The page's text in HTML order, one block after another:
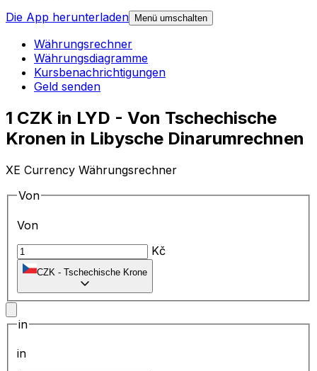
Die App herunterladen
Menü umschalten
Währungsrechner
Währungsdiagramme
Kursbenachrichtigungen
Geld senden
1 CZK in LYD - Von Tschechische
Kronen in Libysche Dinarumrechnen
XE Currency Währungsrechner
Von
Von
Kč
CZK - Tschechische Krone
in
in